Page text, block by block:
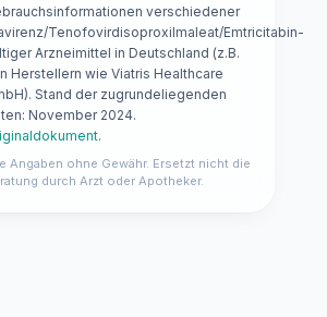
verschiedener
Tenofovirdisoproxilmaleat/Emtricitabin-
Arzneimittel in Deutschland (z.B.
Herstellern wie Viatris Healthcare
Stand der zugrundeliegenden
November 2024.
.
Angaben ohne Gewähr. Ersetzt nicht die
durch Arzt oder Apotheker.